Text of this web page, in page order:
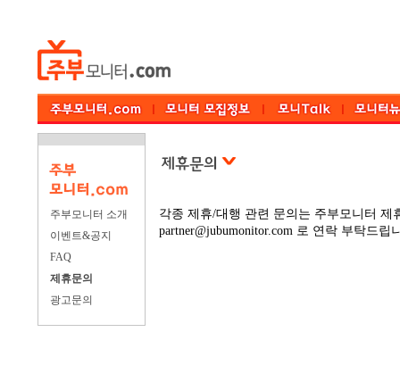
주부모니터 소개
이벤트&공지
FAQ
제휴문의
광고문의
각종 제휴/대행 관련 문의는 주부모니터 제
partner@jubumonitor.com 로 연락 부탁드립